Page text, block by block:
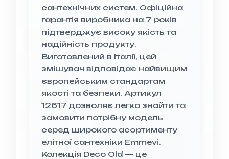
сантехнічних систем. Офіційна
гарантія виробника на 7 років
підтверджує високу якість та
надійність продукту.
Виготовлений в Італії, цей
змішувач відповідає найвищим
європейським стандартам
якості та безпеки. Артикул
12617 дозволяє легко знайти та
замовити потрібну модель
серед широкого асортименту
елітної сантехніки Emmevi.
Колекція Deco Old — це